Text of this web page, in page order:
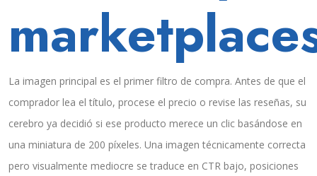
La imagen principal es el primer filtro de compra. Antes de que el
comprador lea el título, procese el precio o revise las reseñas, su
cerebro ya decidió si ese producto merece un clic basándose en
una miniatura de 200 píxeles. Una imagen técnicamente correcta
pero visualmente mediocre se traduce en CTR bajo, posiciones